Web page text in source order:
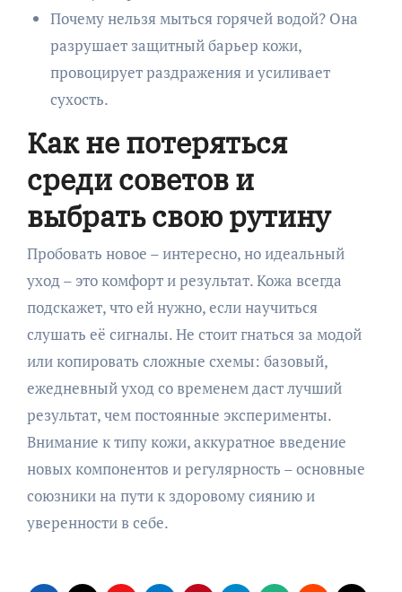
Почему нельзя мыться горячей водой? Она
разрушает защитный барьер кожи,
провоцирует раздражения и усиливает
сухость.
Как не потеряться
среди советов и
выбрать свою рутину
Пробовать новое – интересно, но идеальный
уход – это комфорт и результат. Кожа всегда
подскажет, что ей нужно, если научиться
слушать её сигналы. Не стоит гнаться за модой
или копировать сложные схемы: базовый,
ежедневный уход со временем даст лучший
результат, чем постоянные эксперименты.
Внимание к типу кожи, аккуратное введение
новых компонентов и регулярность – основные
союзники на пути к здоровому сиянию и
уверенности в себе.